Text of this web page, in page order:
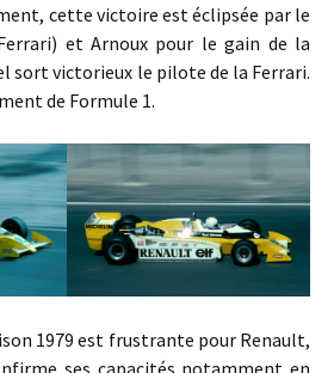
cette victoire est éclipsée par le
et Arnoux pour le gain de la
sort victorieux le pilote de la Ferrari.
de Formule 1.
1979 est frustrante pour Renault,